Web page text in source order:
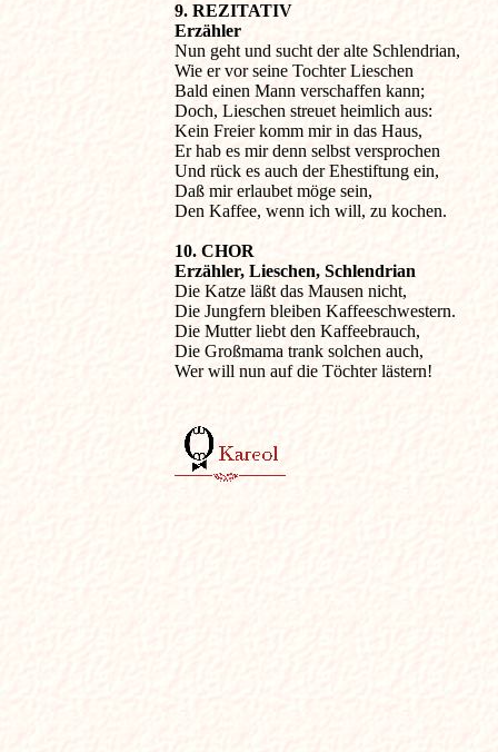
9. REZITATIV
Erzähler
Nun geht und sucht der alte Schlendrian,
Wie er vor seine Tochter Lieschen
Bald einen Mann verschaffen kann;
Doch, Lieschen streuet heimlich aus:
Kein Freier komm mir in das Haus,
Er hab es mir denn selbst versprochen
Und rück es auch der Ehestiftung ein,
Daß mir erlaubet möge sein,
Den Kaffee, wenn ich will, zu kochen.
10. CHOR
Erzähler, Lieschen, Schlendrian
Die Katze läßt das Mausen nicht,
Die Jungfern bleiben Kaffeeschwestern.
Die Mutter liebt den Kaffeebrauch,
Die Großmama trank solchen auch,
Wer will nun auf die Töchter lästern!